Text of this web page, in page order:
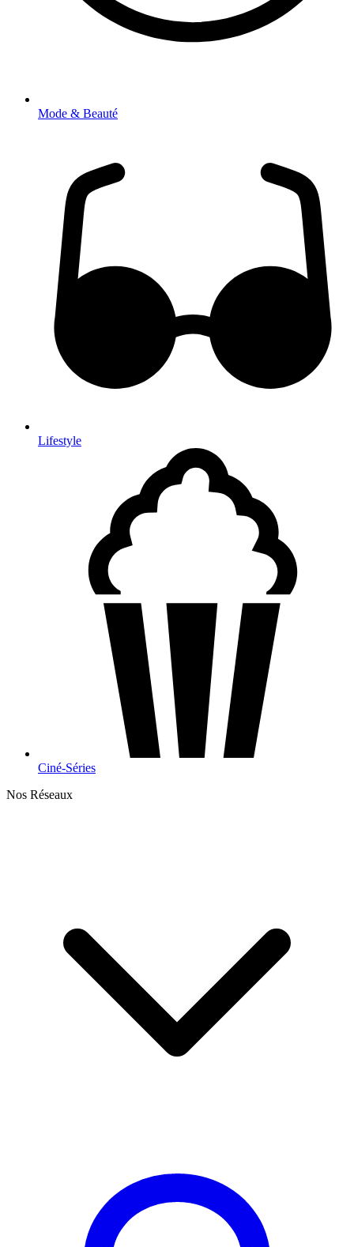
Mode & Beauté
Lifestyle
Ciné-Séries
Nos Réseaux